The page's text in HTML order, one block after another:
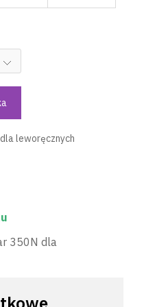
leworęcznych
350N dla